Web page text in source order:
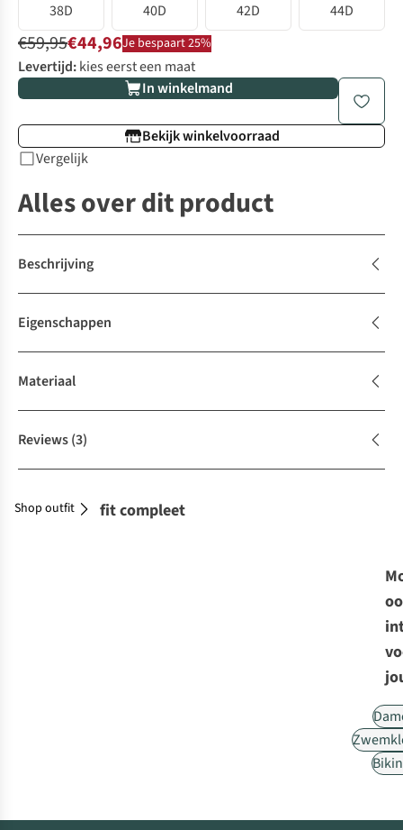
38D 40D 42D 44D
€59,95€44,96Je bespaart 25%
Levertijd:kies eerst een maat
In winkelmand
Bekijk winkelvoorraad
Vergelijk
Alles over dit product
Beschrijving
Eigenschappen
Materiaal
Reviews(3)
Maak je outfit compleet
Shop outfit